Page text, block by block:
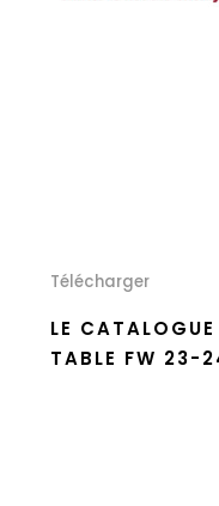
Télécharger
LE
TABLE FW 23-